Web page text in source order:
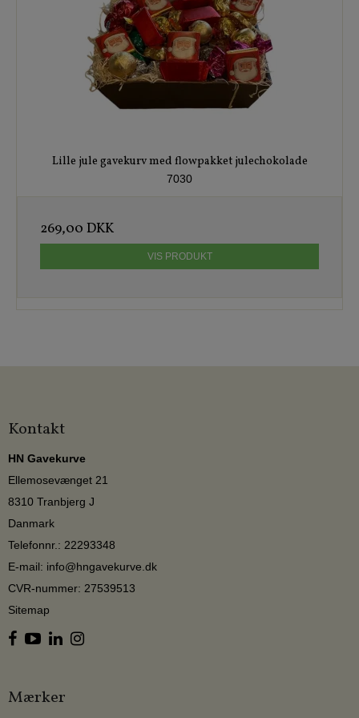
Lille jule gavekurv med flowpakket julechokolade
7030
269,00 DKK
VIS PRODUKT
Kontakt
HN Gavekurve
Ellemosevænget 21
8310 Tranbjerg J
Danmark
Telefonnr.: 22293348
E-mail: info@hngavekurve.dk
CVR-nummer: 27539513
Sitemap
Mærker